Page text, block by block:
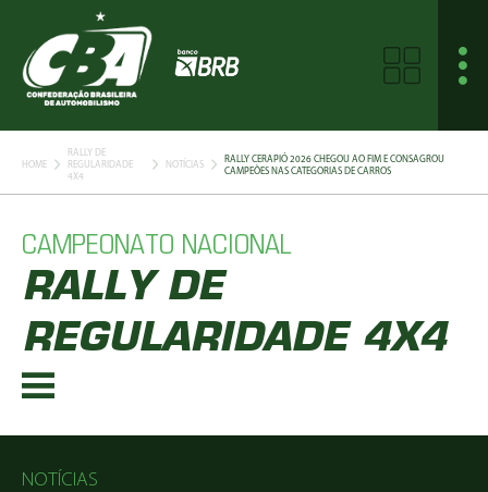
HOME
RALLY DE
REGULARIDADE
4X4
NOTÍCIAS
RALLY CERAPIÓ 2026 CHEGOU AO FIM E CONSAGROU
CAMPEÕES NAS CATEGORIAS DE CARROS
CAMPEONATO NACIONAL
RALLY DE
REGULARIDADE 4X4
NOTÍCIAS